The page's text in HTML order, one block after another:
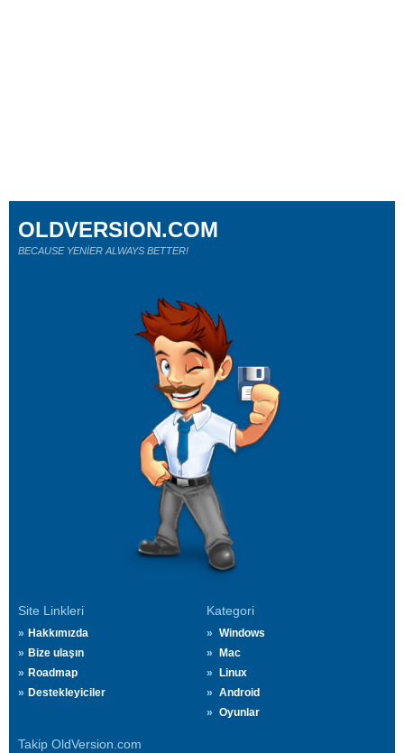
Site Linkleri
Hakkımızda
Bize ulaşın
Roadmap
Destekleyiciler
Kategori
Windows
Mac
Linux
Android
Oyunlar
Takip OldVersion.com
OLDVERSION.COM
BECAUSE YENİER ALWAYS BETTER!